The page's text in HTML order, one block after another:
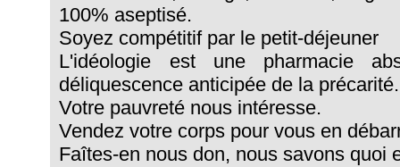
100% aseptisé.
Soyez compétitif par le petit-déjeuner
L'idéologie est une pharmacie
déliquescence anticipée de la précarité.
Votre pauvreté nous intéresse.
Vendez votre corps pour vous en
Faîtes-en nous don, nous savons quoi